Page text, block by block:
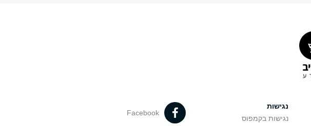
נגישות
נגישות בקמפוס
Facebook